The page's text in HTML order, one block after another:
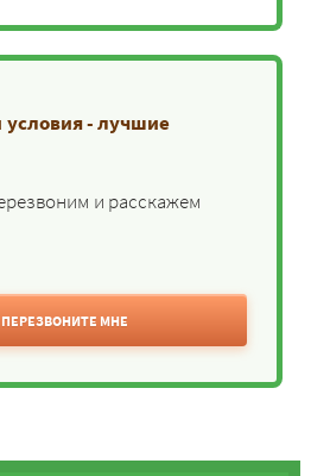
- лучшие
и расскажем
ПЕРЕЗВОНИТЕ МНЕ